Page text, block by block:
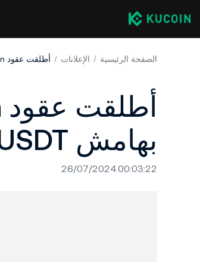
الصفحة الرئيسية الإعلانات أطلقت عقود KuCoin الآجلة عقد PONKE بهامش USDT
بهامش USDT
26/07/2024 00:03:22